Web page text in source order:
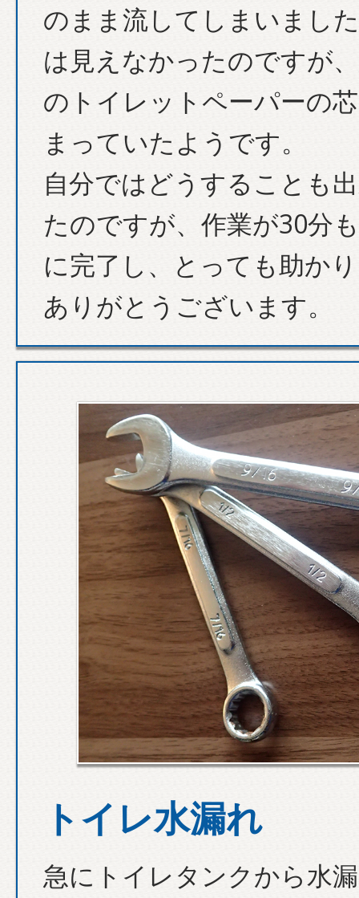
のまま流してしまいまし
は見えなかったのですが
のトイレットペーパーの
まっていたようです。
自分ではどうすることも
たのですが、作業が30分
に完了し、とっても助か
ありがとうございます。
トイレ水漏れ
急にトイレタンクから水